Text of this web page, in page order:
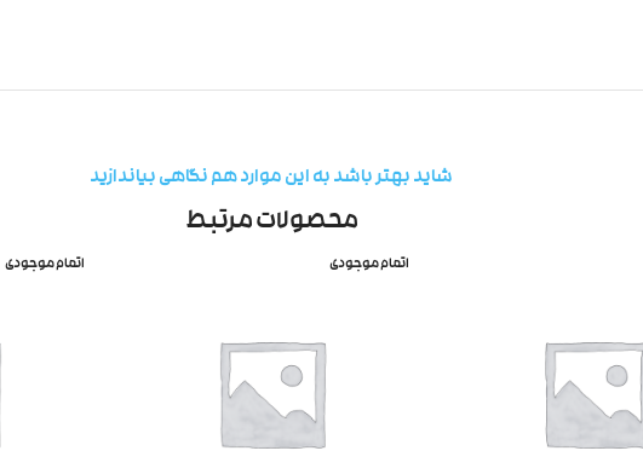
شاید بهتر باشد به این موارد هم نگاهی بیاندازید
محصولات مرتبط
اتمام موجودی اتمام موجودی